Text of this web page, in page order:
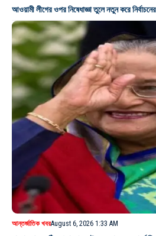
আওয়ামী লীগের ওপর নিষেধাজ্ঞা তুলে নতুন করে
আন্তর্জাতিক খবরAugust 6, 2026 1:33 AM